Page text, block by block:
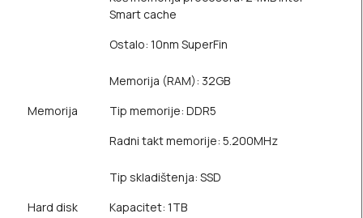
Smart cache
Ostalo: 10nm SuperFin
Memorija
Memorija (RAM): 32GB
Tip memorije: DDR5
Radni takt memorije: 5.200MHz
Hard disk
Tip skladištenja: SSD
Kapacitet: 1TB